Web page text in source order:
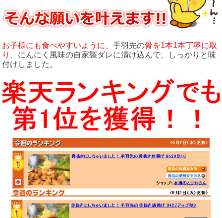
お子様にも食べやすいように、手羽先の骨を1本1本丁寧に取
り 、にんにく風味の自家製ダレに漬け込んで、しっかりと味
付けしました。